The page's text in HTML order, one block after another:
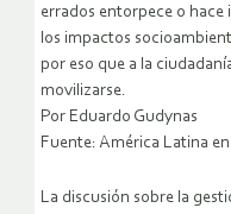
errados entorpece o
los impactos
por eso que a la
movilizarse.
Por Eduardo Gudynas
Fuente: América Latina
La discusión sobre la